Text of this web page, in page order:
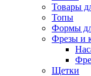
Товары
Топы
Формы
Фрезы и
Щетки